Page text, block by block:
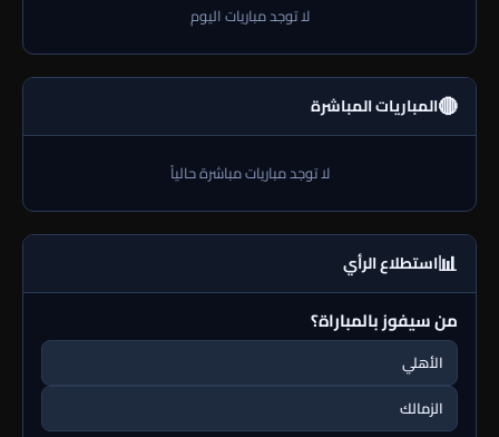
لا توجد مباريات اليوم
🔴المباريات المباشرة
لا توجد مباريات مباشرة حالياً
📊استطلاع الرأي
من سيفوز بالمباراة؟
الأهلي
الزمالك